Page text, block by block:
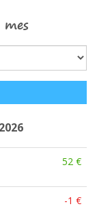
52 €
-1 €